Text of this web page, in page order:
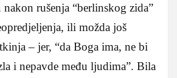
rušenja “berlinskog zida”
ili možda još
– jer, “da Boga ima, ne bi
i nepavde među ljudima”. Bila